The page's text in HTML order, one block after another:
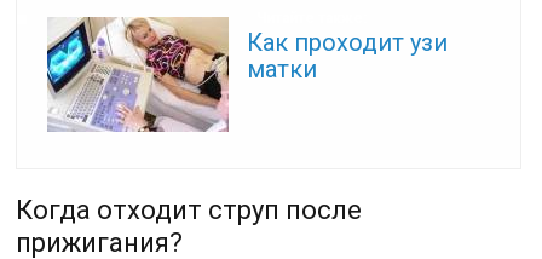
Как проходит узи
матки
Когда отходит струп после
прижигания?